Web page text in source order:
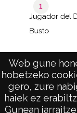
Web gune
hobetzeko
gero, zure
haiek ez
Gunean
1
Jugador del
Busto